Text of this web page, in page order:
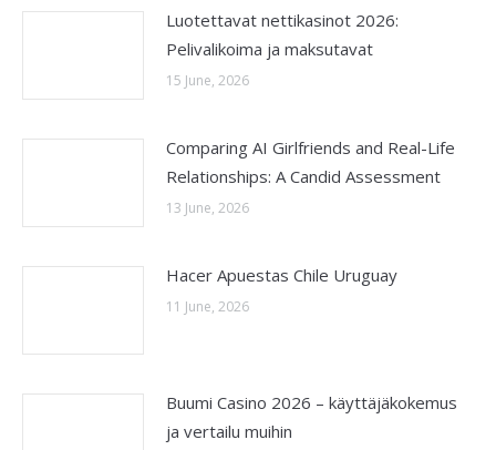
Luotettavat nettikasinot 2026:
Pelivalikoima ja maksutavat
15 June, 2026
Comparing AI Girlfriends and Real-Life
Relationships: A Candid Assessment
13 June, 2026
Hacer Apuestas Chile Uruguay
11 June, 2026
Buumi Casino 2026 – käyttäjäkokemus
ja vertailu muihin